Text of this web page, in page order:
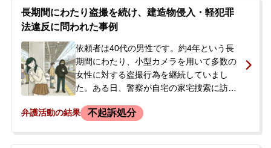
談に来られました。取調べの際、依頼者は
他にも20件程度の余罪があることを話して
いました。
長期間にわたり盗撮を続け、建造物侵入・軽犯罪
法違反に問われた事例
依頼者は40代の男性です。約4年という長
期間にわたり、小型カメラを用いて多数の
女性に対する盗撮行為を継続していまし
た。ある日、警察が自宅の家宅捜索に訪
ました。その後、警察署へ出頭するよう命
弁護活動の結果 不起訴処分